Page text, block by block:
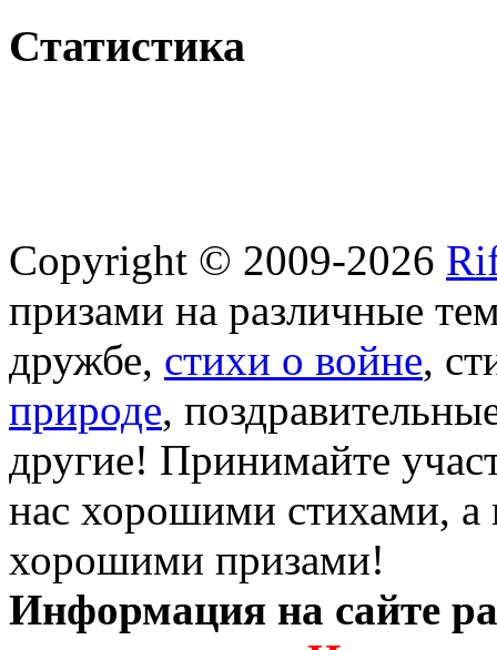
Статистика
Copyright © 2009-2026
призами на различные
дружбе, стихи о войне,
природе,
другие! Принимайте
нас хорошими стихами, а
хорошими призами!
Информация на сайте